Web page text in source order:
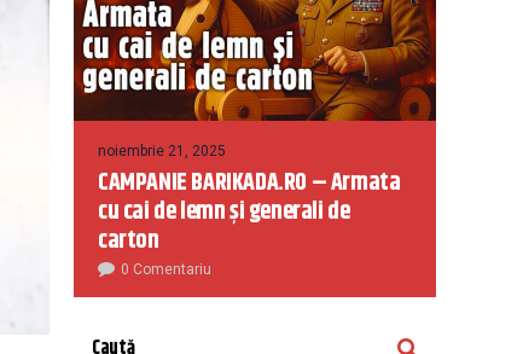
noiembrie 21, 2025
CAMPANIE BARIKADA.RO – Armata
cu cai de lemn și generali de
carton
0 Comentariu